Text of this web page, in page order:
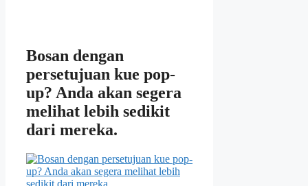
Bosan dengan
persetujuan kue pop-
up? Anda akan segera
melihat lebih sedikit
dari mereka.